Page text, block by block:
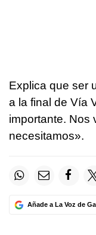
Explica que ser
a la final de Vía
importante. Nos
necesitamos».
Añade a La Voz de